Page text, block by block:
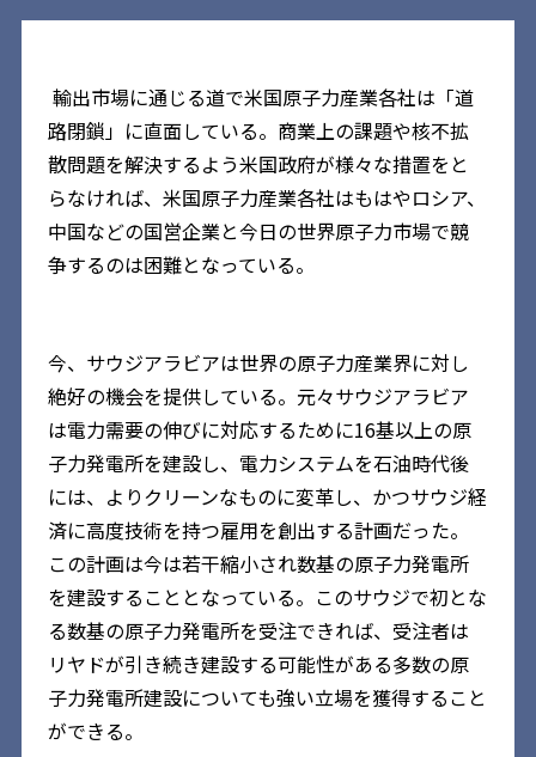
輸出市場に通じる道で米国原子力産業各社は「道
路閉鎖」に直面している。商業上の課題や核不拡
散問題を解決するよう米国政府が様々な措置をと
らなければ、米国原子力産業各社はもはやロシア、
中国などの国営企業と今日の世界原子力市場で競
争するのは困難となっている。
今、サウジアラビアは世界の原子力産業界に対し
絶好の機会を提供している。元々サウジアラビア
は電力需要の伸びに対応するために16基以上の原
子力発電所を建設し、電力システムを石油時代後
には、よりクリーンなものに変革し、かつサウジ経
済に高度技術を持つ雇用を創出する計画だった。
この計画は今は若干縮小され数基の原子力発電所
を建設することとなっている。このサウジで初とな
る数基の原子力発電所を受注できれば、受注者は
リヤドが引き続き建設する可能性がある多数の原
子力発電所建設についても強い立場を獲得すること
ができる。